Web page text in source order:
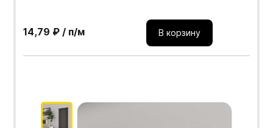
14,79 ₽ / п/м В корзину